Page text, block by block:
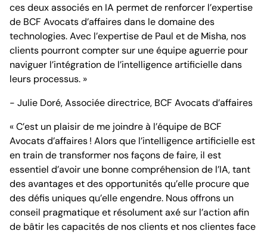
ces deux associés en IA permet de renforcer l’expertise
de BCF Avocats d’affaires dans le domaine des
technologies. Avec l’expertise de Paul et de Misha, nos
clients pourront compter sur une équipe aguerrie pour
naviguer l’intégration de l’intelligence artificielle dans
leurs processus. »
- Julie Doré, Associée directrice, BCF Avocats d’affaires
« C’est un plaisir de me joindre à l’équipe de BCF
Avocats d’affaires ! Alors que l’intelligence artificielle est
en train de transformer nos façons de faire, il est
essentiel d’avoir une bonne compréhension de l’IA, tant
des avantages et des opportunités qu’elle procure que
des défis uniques qu’elle engendre. Nous offrons un
conseil pragmatique et résolument axé sur l’action afin
de bâtir les capacités de nos clients et nos clientes face